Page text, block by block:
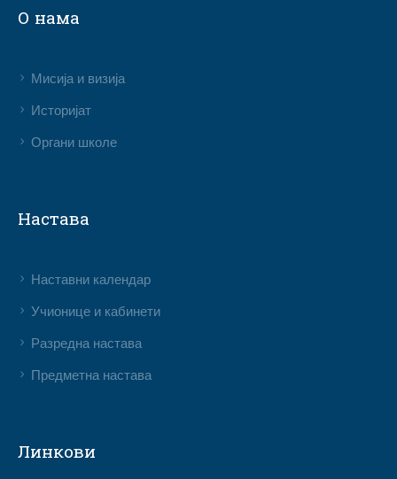
О нама
Мисија и визија
Историјат
Органи школе
Настава
Наставни календар
Учионице и кабинети
Разредна настава
Предметна настава
Линкови